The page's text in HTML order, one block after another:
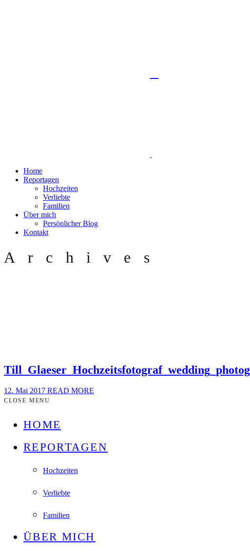
Home
Reportagen
Hochzeiten
Verliebte
Familien
Über mich
Persönlicher Blog
Kontakt
Archives
12. Mai 2017 READ MORE
CLOSE MENU
HOME
REPORTAGEN
Hochzeiten
Verliebte
Familien
ÜBER MICH